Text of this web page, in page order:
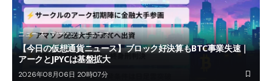
ニュース マーケットニュース
【今日の仮想通貨ニュース】ブロック好決算もBTC事業失速｜
アークとJPYCは基盤拡大
2026年08月06日 20時07分